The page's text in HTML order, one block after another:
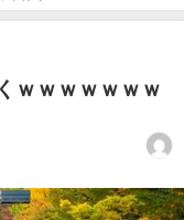
ｗｗｗｗｗｗｗ